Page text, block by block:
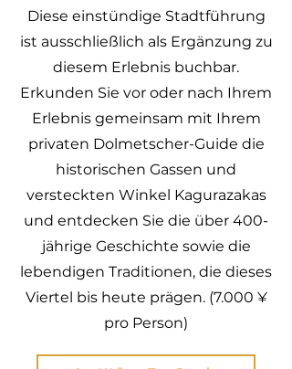
Diese einstündige Stadtführung
ist ausschließlich als Ergänzung zu
diesem Erlebnis buchbar.
Erkunden Sie vor oder nach Ihrem
Erlebnis gemeinsam mit Ihrem
privaten Dolmetscher-Guide die
historischen Gassen und
versteckten Winkel Kagurazakas
und entdecken Sie die über 400-
jährige Geschichte sowie die
lebendigen Traditionen, die dieses
Viertel bis heute prägen. (7.000 ¥
pro Person)